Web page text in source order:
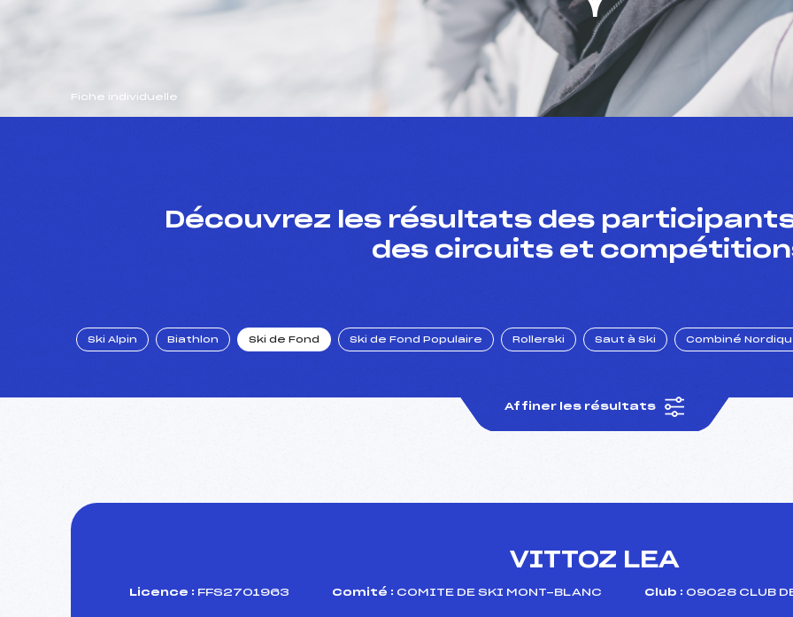
Fiche individuelle
Découvrez les résultats des participants
des circuits et
Ski Alpin Biathlon Ski de Fond Ski de Fond Populaire Rollerski Saut à Ski Combiné
Affiner les résultats
VITTOZ LEA
Licence : FFS2701963 Comité : COMITE DE SKI MONT-BLANC Club : 09028 CLUB